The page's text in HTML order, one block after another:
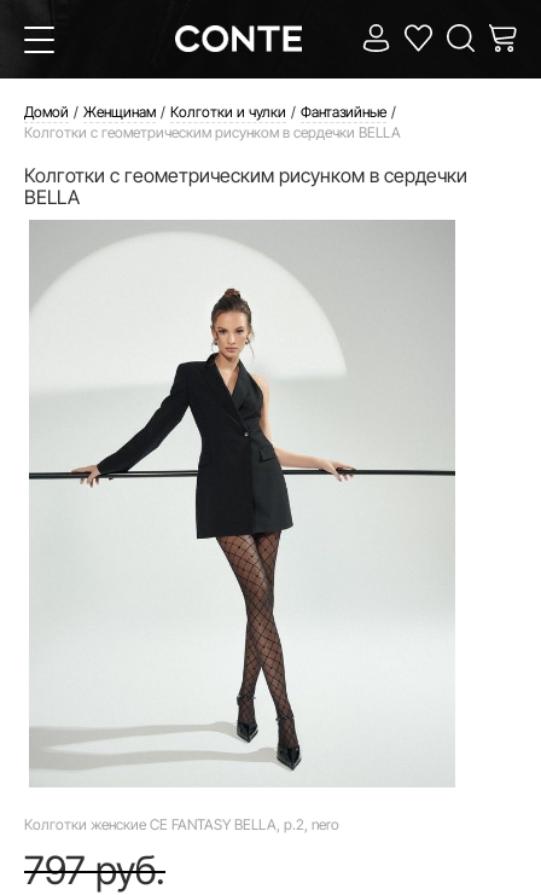
Домой Женщинам Колготки и чулки
Фантазийные
Колготки с геометрическим рисунком в сердечки BELLA
Колготки с геометрическим рисунком в сердечки
BELLA
Колготки женские CE FANTASY BELLA, р.2, nero
797 руб.